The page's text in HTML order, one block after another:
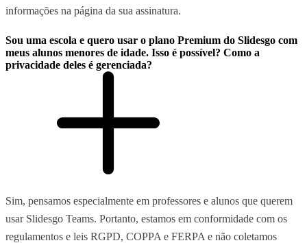
informações na página da sua assinatura.
Sou uma escola e quero usar o plano Premium do Slidesgo com
meus alunos menores de idade. Isso é possível? Como a
privacidade deles é gerenciada?
Sim, pensamos especialmente em professores e alunos que querem
usar Slidesgo Teams. Portanto, estamos em conformidade com os
regulamentos e leis RGPD, COPPA e FERPA e não coletamos